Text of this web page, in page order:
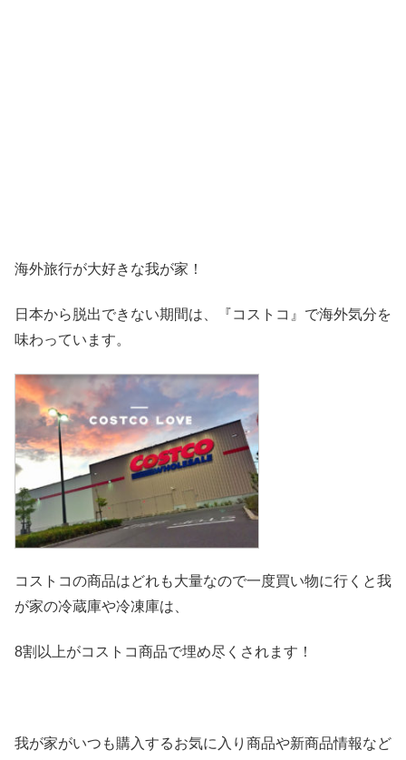
海外旅行が大好きな我が家！
日本から脱出できない期間は、『コストコ』 で海外気分を
味わっています。
コストコの商品はどれも大量なので一度買い物に行くと我
が家の冷蔵庫や冷凍庫は、
8割以上がコストコ商品で埋め尽くされます！
我が家がいつも購入するお気に入り商品や新商品情報など